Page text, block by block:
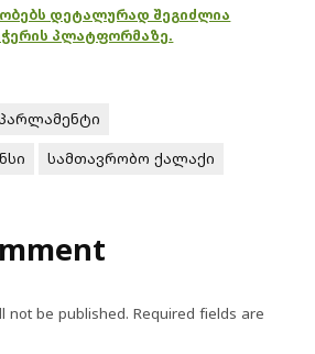
დეტალურად შეგიძლია
პლატფორმაზე.
სამთავრობო ქალაქი
not be published. Required fields are